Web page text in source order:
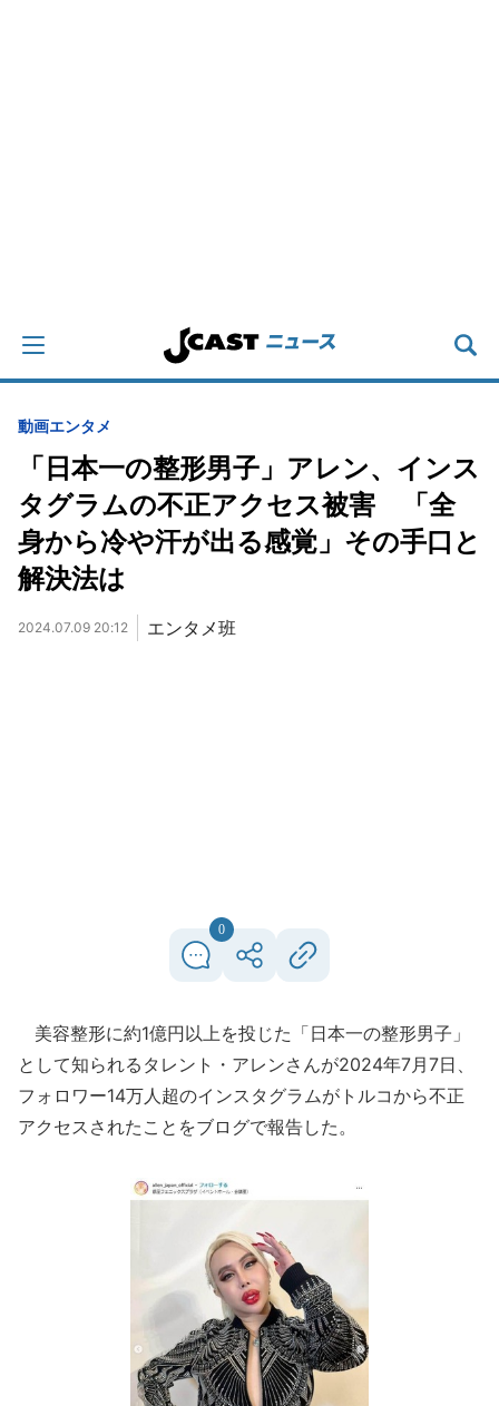
動画エンタメ
「日本一の整形男子」アレン、インス
タグラムの不正アクセス被害 「全
身から冷や汗が出る感覚」その手口と
解決法は
2024.07.09 20:12 エンタメ班
0
美容整形に約1億円以上を投じた「日本一の整形男子」
として知られるタレント・アレンさんが2024年7月7日、
フォロワー14万人超のインスタグラムがトルコから不正
アクセスされたことをブログで報告した。